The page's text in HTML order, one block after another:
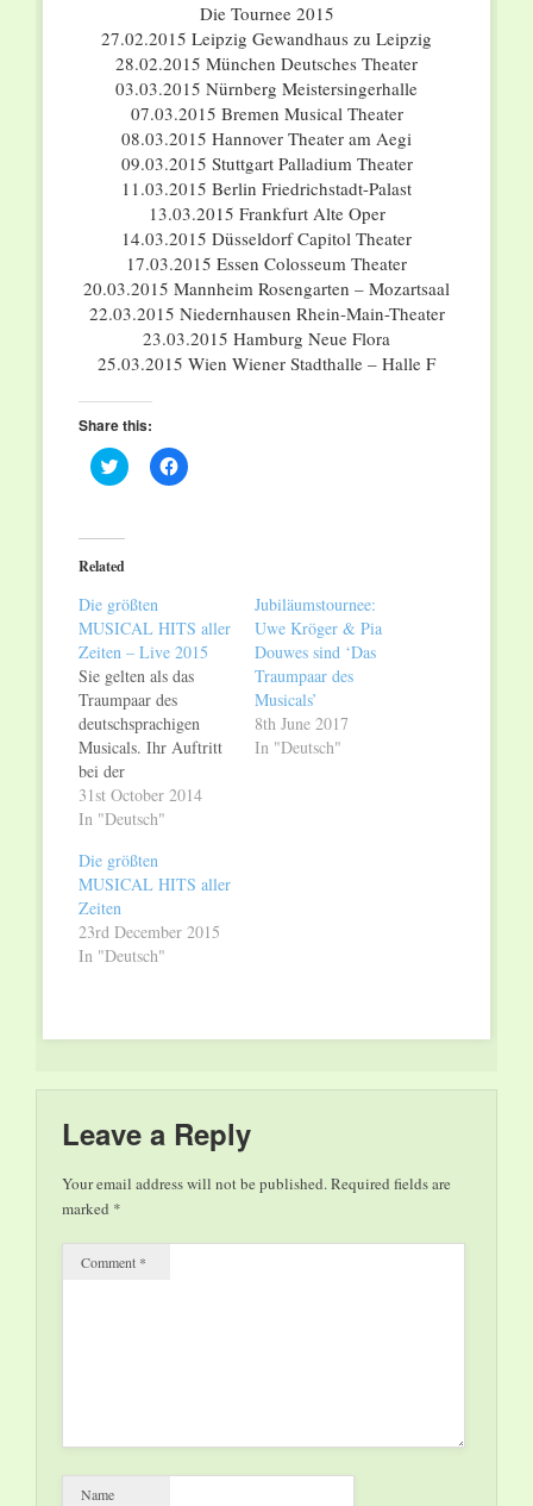
Die Tournee 2015
27.02.2015 Leipzig Gewandhaus zu Leipzig
28.02.2015 München Deutsches Theater
03.03.2015 Nürnberg Meistersingerhalle
07.03.2015 Bremen Musical Theater
08.03.2015 Hannover Theater am Aegi
09.03.2015 Stuttgart Palladium Theater
11.03.2015 Berlin Friedrichstadt-Palast
13.03.2015 Frankfurt Alte Oper
14.03.2015 Düsseldorf Capitol Theater
17.03.2015 Essen Colosseum Theater
20.03.2015 Mannheim Rosengarten – Mozartsaal
22.03.2015 Niedernhausen Rhein-Main-Theater
23.03.2015 Hamburg Neue Flora
25.03.2015 Wien Wiener Stadthalle – Halle F
Share this:
Click
to
(Opens
in
new
Click
to
Related
Die größten
MUSICAL HITS aller
Zeiten – Live 2015
Sie gelten als das
Traumpaar des
deutschsprachigen
Musicals. Ihr Auftritt
bei der
Welturaufführung von
ELISABETH 1992 in
Elisabeth und der
Tod, brachte der
Holländerin Pia
Douwes und dem
gebürtigen Westfalen
gemeinsam auf der…
31st October 2014
In "Deutsch"
Jubiläumstournee:
Uwe Kröger & Pia
Douwes sind ‘Das
Traumpaar des
Musicals’
8th June 2017
In "Deutsch"
Die größten
MUSICAL HITS aller
Zeiten
23rd December 2015
In "Deutsch"
Leave a Reply
Your email address will not be published.Required fields are
marked *
Comment *
Name